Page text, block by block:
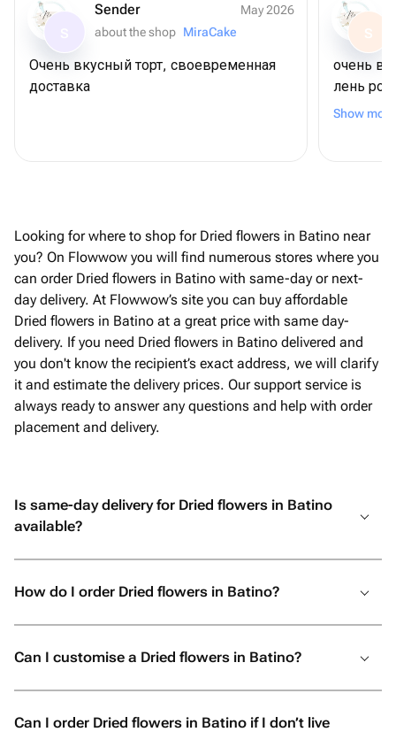
Sender
May 2026
about the shop MiraCake
Очень вкусный торт, своевременная
доставка
S
очень
лень
общении
на
за такое
при
Show more
Looking for where to shop for Dried flowers in Batino near
you? On Flowwow you will find numerous stores where you
can order Dried flowers in Batino with same-day or next-
day delivery. At Flowwow’s site you can buy affordable
Dried flowers in Batino at a great price with same day-
delivery. If you need Dried flowers in Batino delivered and
you don't know the recipient’s exact address, we will clarify
it and estimate the delivery prices. Our support service is
always ready to answer any questions and help with order
placement and delivery.
Is same-day delivery for Dried flowers in Batino
available?
How do I order Dried flowers in Batino?
Can I customise a Dried flowers in Batino?
Can I order Dried flowers in Batino if I don’t live